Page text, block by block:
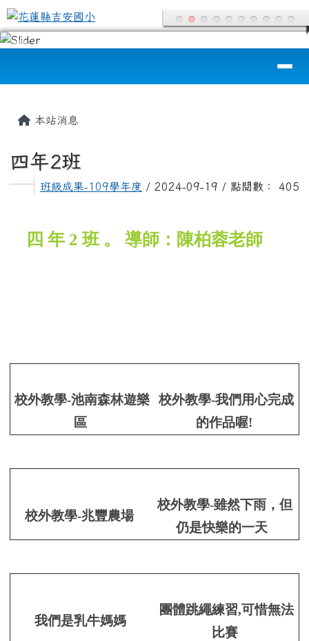
跳至主內容區
花蓮縣吉安國小
本站消息
四年2班
班級成果-109學年度 / 2024-09-19 / 點閱數： 405
四 年 2 班 。 導師：陳柏蓉老師
校外教學-池南森林遊樂
區
校外教學-我們用心完成
的作品喔!
校外教學-兆豐農場
校外教學-雖然下雨，但
仍是快樂的一天
我們是乳牛媽媽
團體跳繩練習,可惜無法
比賽